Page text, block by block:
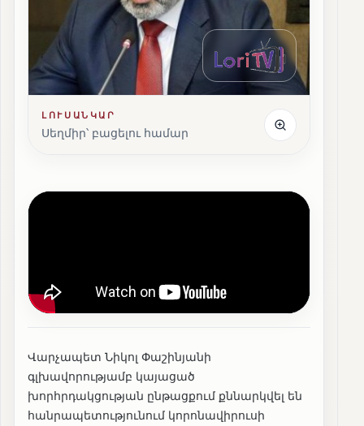
ԼՈՒՍԱՆԿԱՐ
Սեղմիր՝ բացելու համար
Վարչապետ Նիկոլ Փաշինյանի
գլխավորությամբ կայացած
խորհրդակցության ընթացքում քննարկվել են
հանրապետությունում կորոնավիրուսի